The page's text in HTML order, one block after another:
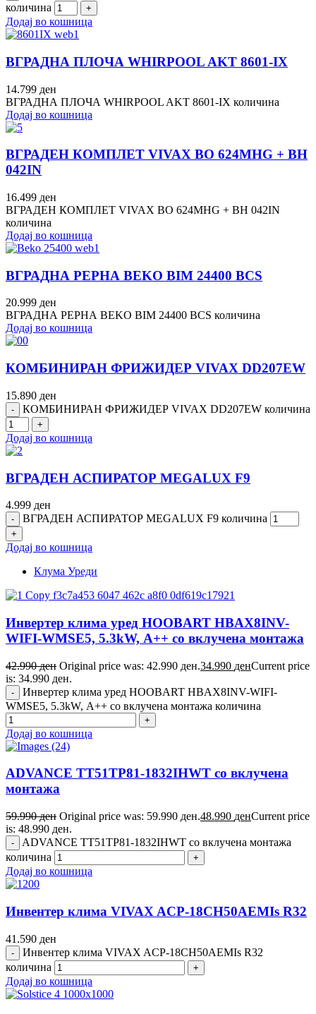
количина
Додај во кошница
ВГРАДНА ПЛОЧА WHIRPOOL AKT 8601-IX
14.799 ден
ВГРАДНА ПЛОЧА WHIRPOOL AKT 8601-IX количина
Додај во кошница
ВГРАДЕН КОМПЛЕТ VIVAX BO 624MHG + BH
042IN
16.499 ден
ВГРАДЕН КОМПЛЕТ VIVAX BO 624MHG + BH 042IN
количина
Додај во кошница
ВГРАДНА РЕРНА BEKO BIM 24400 BCS
20.999 ден
ВГРАДНА РЕРНА BEKO BIM 24400 BCS количина
Додај во кошница
КОМБИНИРАН ФРИЖИДЕР VIVAX DD207EW
15.890 ден
КОМБИНИРАН ФРИЖИДЕР VIVAX DD207EW количина
Додај во кошница
ВГРАДЕН АСПИРАТОР MEGALUX F9
4.999 ден
ВГРАДЕН АСПИРАТОР MEGALUX F9 количина
Додај во кошница
Клума Уреди
Инвертер клима уред HOOBART HBAX8INV-
WIFI-WMSE5, 5.3kW, А++ со вклучена монтажа
42.990ден Original price was: 42.990 ден.34.990 денCurrent price
is: 34.990 ден.
Инвертер клима уред HOOBART HBAX8INV-WIFI-
WMSE5, 5.3kW, А++ со вклучена монтажа количина
Додај во кошница
ADVANCE TT51TP81-1832IHWT со вклучена
монтажа
59.990ден Original price was: 59.990 ден.48.990 денCurrent price
is: 48.990 ден.
ADVANCE TT51TP81-1832IHWT со вклучена монтажа
количина
Додај во кошница
Инвентер клима VIVAX ACP-18CH50AEMIs R32
41.590 ден
Инвентер клима VIVAX ACP-18CH50AEMIs R32
количина
Додај во кошница